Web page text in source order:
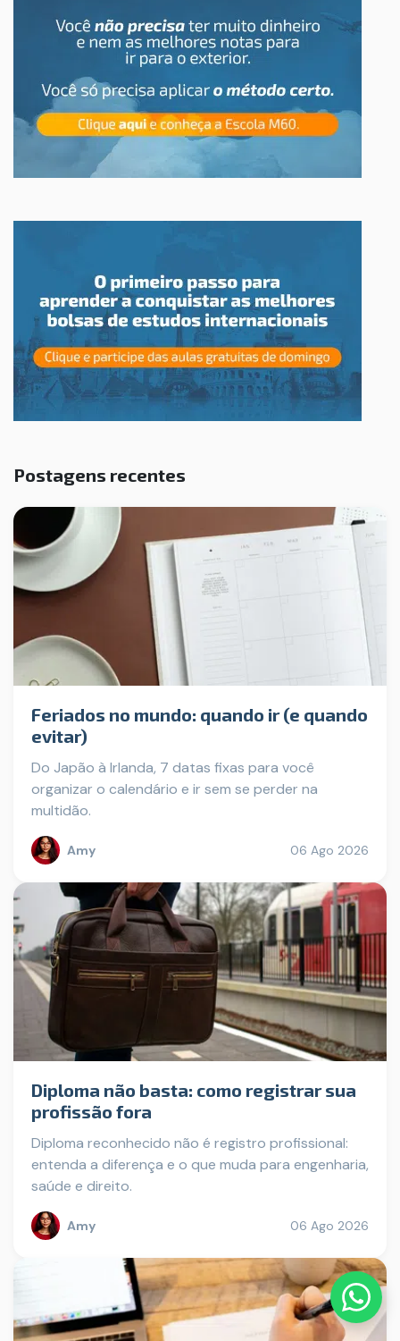
Postagens recentes
Feriados no mundo: quando ir (e quando
evitar)
Do Japão à Irlanda, 7 datas fixas para você
organizar o calendário e ir sem se perder na
multidão.
Amy 06 Ago 2026
Diploma não basta: como registrar sua
profissão fora
Diploma reconhecido não é registro profissional:
entenda a diferença e o que muda para engenharia,
saúde e direito.
Amy 06 Ago 2026